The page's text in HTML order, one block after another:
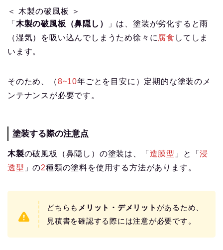
＜ 木製の破風板 ＞
「 木製の破風板（鼻隠し）
」は、塗装が劣化すると雨
（湿気）を吸い込んでしまうため徐々に 腐食 してしま
います。
そのため、（8~10年ごとを目安に）定期的な塗装のメ
ンテナンスが必要です。
塗装する際の注意点
木製の破風板（鼻隠し）の塗装は、「 造膜型 」と「浸
透型 」の2種類の塗料を使用する方法があります。
どちらも メリット・デメリット があるため、
見積書を確認する際には注意が必要です。